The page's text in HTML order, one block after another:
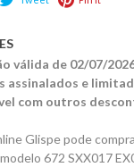
válida de 02/07/
assinalados e
com outros
Glispe pode
672 SXX017